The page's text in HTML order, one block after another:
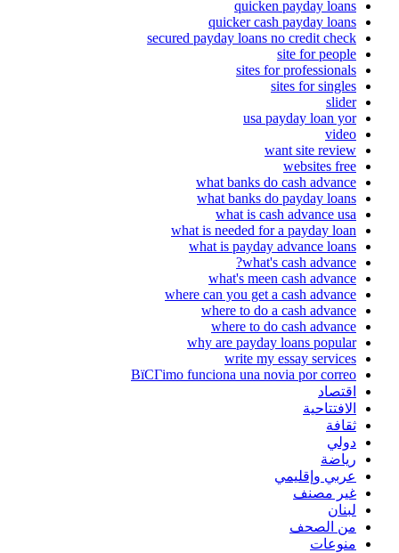
quicken payday loans
quicker cash payday loans
secured payday loans no credit check
site for people
sites for professionals
sites for singles
slider
usa payday loan yor
video
want site review
websites free
what banks do cash advance
what banks do payday loans
what is cash advance usa
what is needed for a payday loan
what is payday advance loans
what's cash advance?
what's meen cash advance
where can you get a cash advance
where to do a cash advance
where to do cash advance
why are payday loans popular
write my essay services
ВїCГіmo funciona una novia por correo
اقتصاد
الافتتاحية
ثقافة
دولي
رياضة
عربي وإقليمي
غير مصنف
لبنان
من الصحف
منوعات